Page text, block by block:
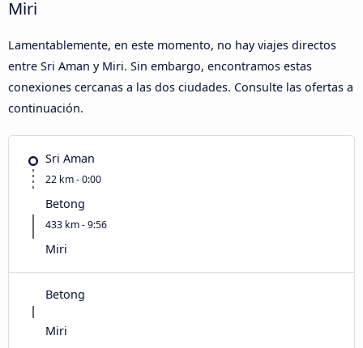
Miri
Lamentablemente, en este momento, no hay viajes directos
entre Sri Aman y Miri. Sin embargo, encontramos estas
conexiones cercanas a las dos ciudades. Consulte las ofertas a
continuación.
Sri Aman
22 km - 0:00
Betong
433 km - 9:56
Miri
Betong
Miri